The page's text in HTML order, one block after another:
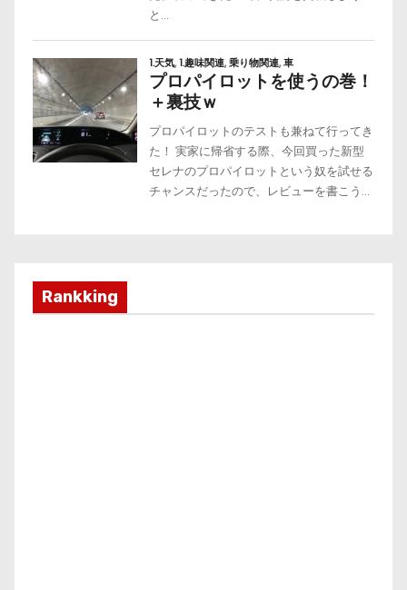
Rankking